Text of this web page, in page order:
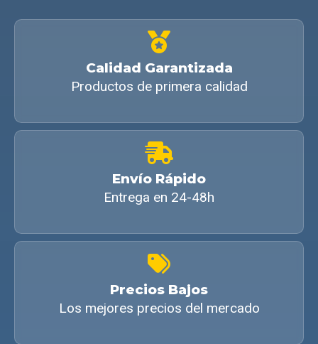
Calidad Garantizada
Productos de primera calidad
Envío Rápido
Entrega en 24-48h
Precios Bajos
Los mejores precios del mercado